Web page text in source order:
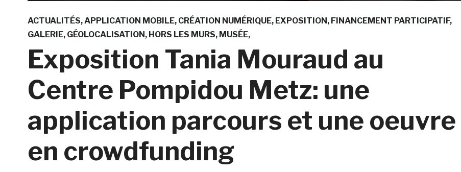
ACTUALITÉS APPLICATION MOBILE CRÉATION NUMÉRIQUE EXPOSITION FINANCEMENT PARTICIPATIF
GALERIE GÉOLOCALISATION HORS LES MURS MUSÉE
Exposition Tania Mouraud au
Centre Pompidou Metz: une
application parcours et une oeuvre
en crowdfunding